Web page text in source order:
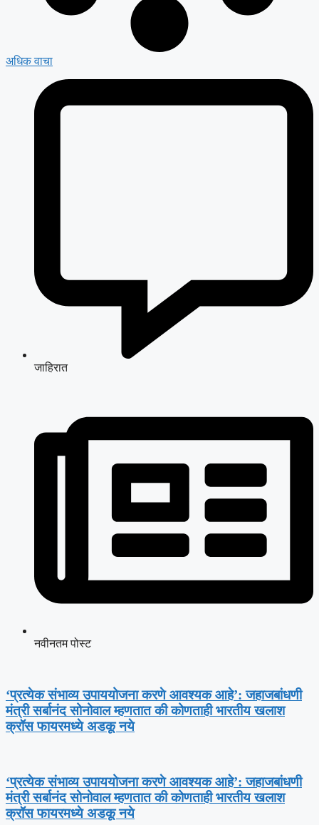
अधिक वाचा
जाहिरात
नवीनतम पोस्ट
‘प्रत्येक संभाव्य उपाययोजना करणे आवश्यक आहे’: जहाजबांधणी
मंत्री सर्बानंद सोनोवाल म्हणतात की कोणताही भारतीय खलाश
क्रॉस फायरमध्ये अडकू नये
‘प्रत्येक संभाव्य उपाययोजना करणे आवश्यक आहे’: जहाजबांधणी
मंत्री सर्बानंद सोनोवाल म्हणतात की कोणताही भारतीय खलाश
क्रॉस फायरमध्ये अडकू नये